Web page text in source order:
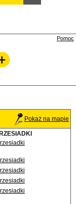
Pomoc
Pokaż na mapie